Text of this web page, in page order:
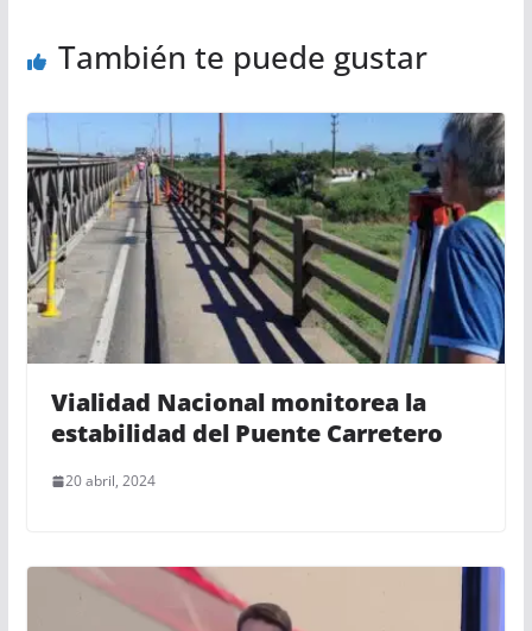
También te puede gustar
Vialidad Nacional monitorea la
estabilidad del Puente Carretero
20 abril, 2024